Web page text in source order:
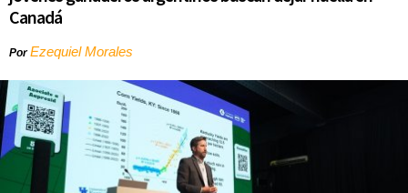
Canadá
PorEzequiel Morales